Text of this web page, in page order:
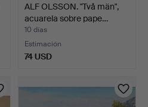
ALF OLSSON. "Två män",
acuarela sobre pape…
10 días
Estimación
74 USD